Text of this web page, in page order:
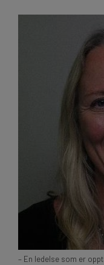
– En ledelse som er